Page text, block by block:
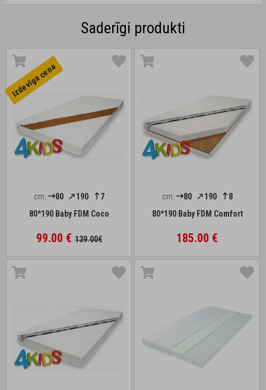
Saderīgi produkti
Izdevīga cena
cm: 80 190
7
80*190 Baby FDM Coco
99.00 €139.00€
cm: 80 190
8
80*190 Baby FDM Comfort
185.00 €